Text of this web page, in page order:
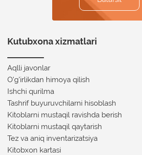
Kutubxona xizmatlari
Aqlli javonlar
O'g'irlikdan himoya qilish
Ishchi qurilma
Tashrif buyuruvchilarni hisoblash
Kitoblarni mustaqil ravishda berish
Kitoblarni mustaqil qaytarish
Tez va aniq inventarizatsiya
Kitobxon kartasi